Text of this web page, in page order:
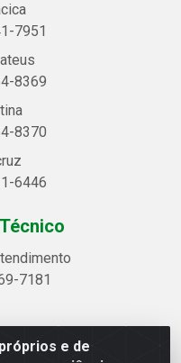
e de
7951
8369
8370
6446
7181
Alegre, 2521 -